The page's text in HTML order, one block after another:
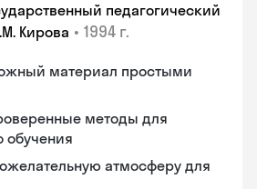
педагогический
Кирова • 1994 г.
материал простыми
методы для
обучения
атмосферу для